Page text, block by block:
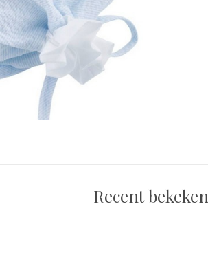
Recent bekeken